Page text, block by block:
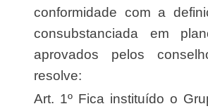
conformidade com a
consubstanciada em
aprovados pelos
resolve:
Art. 1º Fica instituído o Grupo de Trabalho